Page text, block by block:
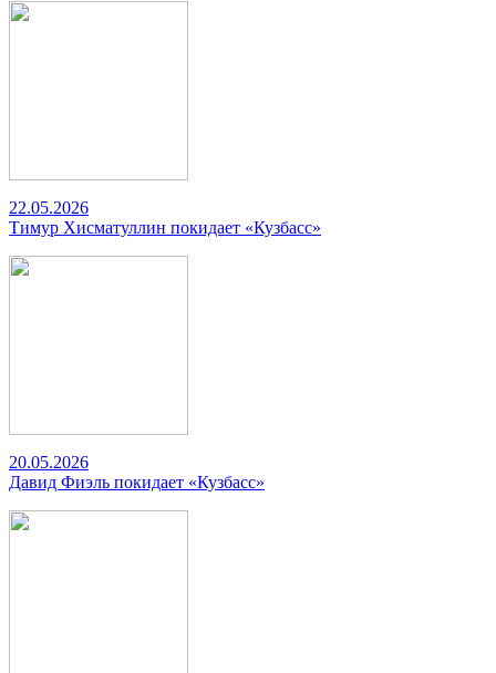
22.05.2026
Тимур Хисматуллин покидает «Кузбасс»
20.05.2026
Давид Фиэль покидает «Кузбасс»